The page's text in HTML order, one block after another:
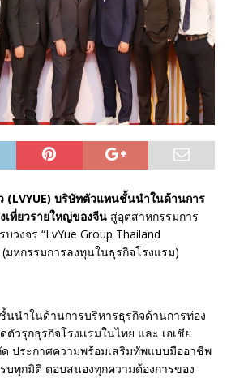
(LVYUE) บริษัทตัวแทนชั้นนำในด้านการ
เที่ยวรายใหญ่ของจีน สู่อุตสาหกรรมการ
วงจร “LvYue Group Thailand
(มหกรรมการลงทุนในธุรกิจโรงแรม)
นนำในด้านการบริหารธุรกิจด้านการท่อง
วรุกธุรกิจโรงเเรมในไทย และ เอเชีย
ด ประกาศความพร้อมเสริมทัพแบบมืออาชีพ
บทุกมิติ ตอบสนองทุกความต้องการของ